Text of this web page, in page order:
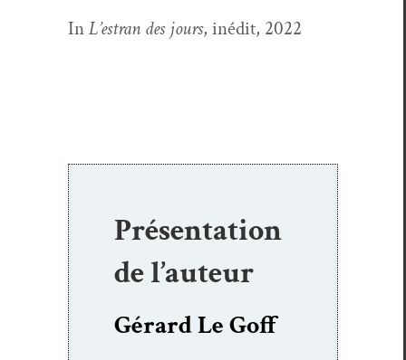
InL’estran des jours, inédit, 2022
Présentation
de l’auteur
Gérard Le Goff